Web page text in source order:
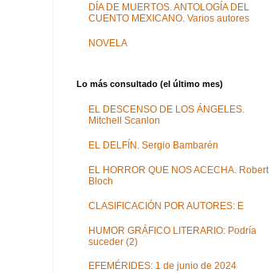
DÍA DE MUERTOS. ANTOLOGÍA DEL
CUENTO MEXICANO. Varios autores
NOVELA
Lo más consultado (el último mes)
EL DESCENSO DE LOS ÁNGELES.
Mitchell Scanlon
EL DELFÍN. Sergio Bambarén
EL HORROR QUE NOS ACECHA. Robert
Bloch
CLASIFICACIÓN POR AUTORES: E
HUMOR GRÁFICO LITERARIO: Podría
suceder (2)
EFEMÉRIDES: 1 de junio de 2024